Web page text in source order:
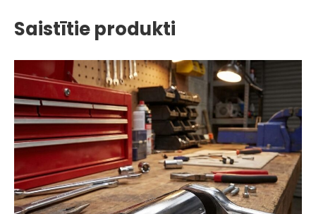
Saistītie produkti